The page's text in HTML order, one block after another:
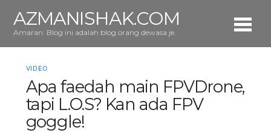
AZMANISHAK.COM
Amaran: Blog ini adalah blog orang dewasa je.
VIDEO
Apa faedah main FPVDrone,
tapi L.O.S? Kan ada FPV
goggle!